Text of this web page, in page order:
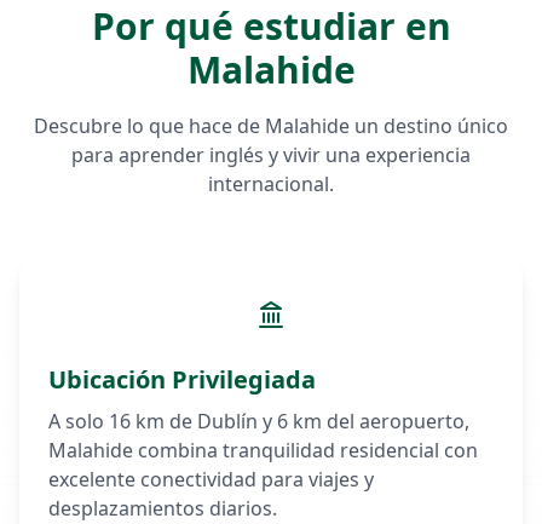
Por qué estudiar en
Malahide
Descubre lo que hace de Malahide un destino único
para aprender inglés y vivir una experiencia
internacional.
Ubicación Privilegiada
A solo 16 km de Dublín y 6 km del aeropuerto,
Malahide combina tranquilidad residencial con
excelente conectividad para viajes y
desplazamientos diarios.